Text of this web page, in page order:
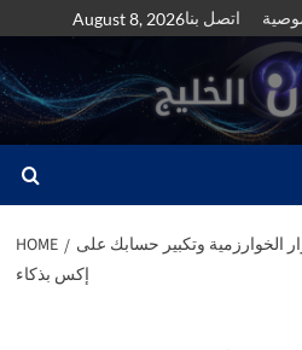
to
content
August 8, 2026اتصل بنا
HOME
الخوارزمية وتكبير حسابك على
إكس بذكاء